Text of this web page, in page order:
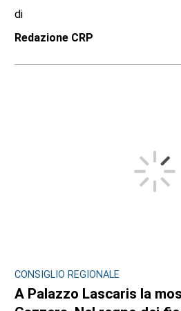
di
Redazione CRP
CONSIGLIO REGIONALE
A Palazzo Lascaris la